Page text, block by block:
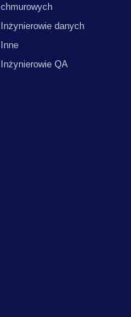
chmurowych
Inżynierowie danych
Inne
Inżynierowie QA